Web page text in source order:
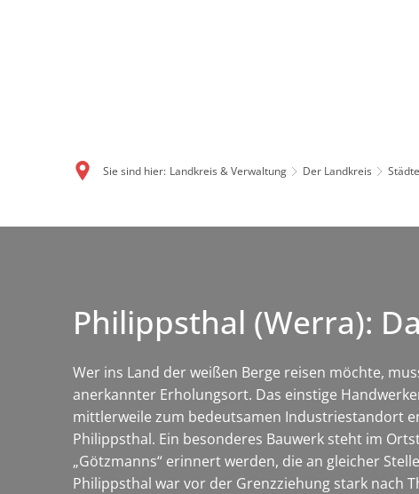
Sie sind hier: Landkreis & Verwaltung Der Landkreis
Philippsthal (Werra):
Wer ins Land der weißen Berge reisen möchte,
anerkannter Erholungsort. Das einstige
mittlerweile zum bedeutsamen Industriestandort
Philippsthal. Ein besonderes Bauwerk steht im
„Götzmanns“ erinnert werden, die an gleicher
Philippsthal war vor der Grenzziehung stark nach